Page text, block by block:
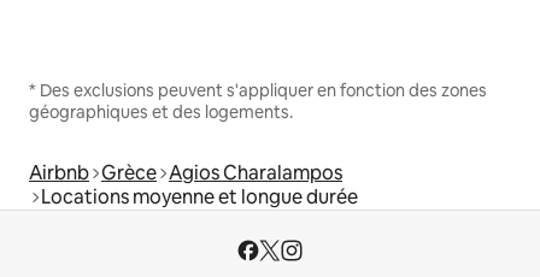
* Des exclusions peuvent s'appliquer en fonction des zones
géographiques et des logements.
Airbnb Grèce Agios Charalampos
Locations moyenne et longue durée